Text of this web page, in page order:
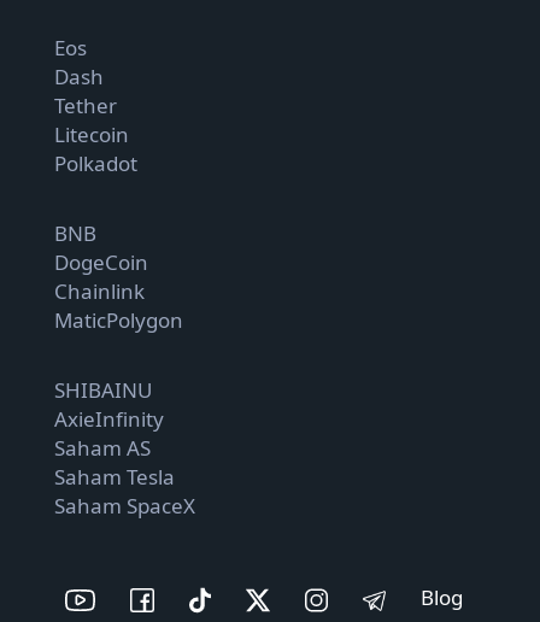
Eos
Dash
Tether
Litecoin
Polkadot
BNB
DogeCoin
Chainlink
MaticPolygon
SHIBAINU
AxieInfinity
Saham AS
Saham Tesla
Saham SpaceX
Blog